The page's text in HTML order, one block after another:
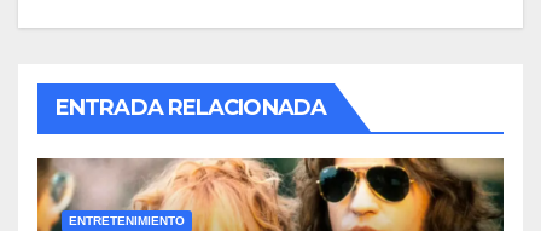
ENTRADA RELACIONADA
ENTRETENIMIENTO